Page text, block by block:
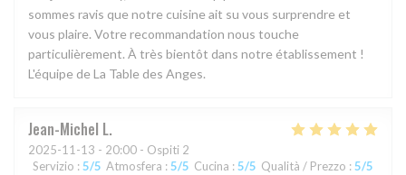
sommes ravis que notre cuisine ait su vous surprendre et
vous plaire. Votre recommandation nous touche
particulièrement. À très bientôt dans notre établissement !
L'équipe de La Table des Anges.
Jean-Michel L
2025-11-13 - 20:00 - Ospiti 2
Servizio : 5/5 Atmosfera : 5/5 Cucina : 5/5 Qualità / Prezzo : 5/5